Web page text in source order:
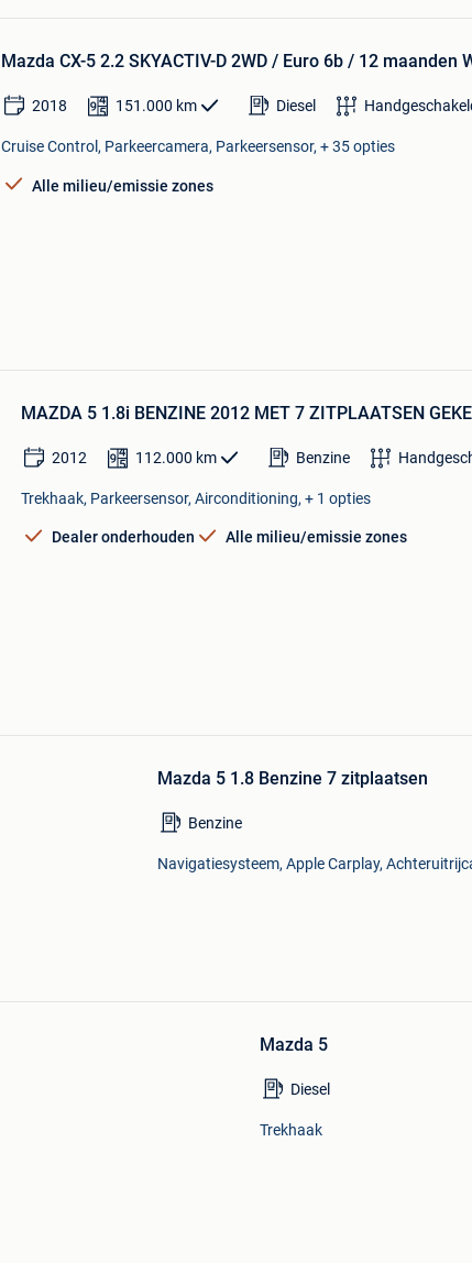
Mazda CX-5 2.2 SKYACTIV-D 2WD / Euro 6b / 12 maanden
2018 151.000 km Diesel
Cruise Control, Parkeercamera, Parkeersensor, + 35 opties
Alle milieu/emissie zones
MAZDA 5 1.8i BENZINE 2012 MET 7 ZITPLAATSEN
2012 112.000 km Benzine
Trekhaak, Parkeersensor, Airconditioning, + 1 opties
Dealer onderhouden Alle milieu/emissie zones
Mazda 5 1.8 Benzine 7 zitplaatsen
Benzine
Navigatiesysteem, Apple Carplay,
Mazda 5
Diesel
Trekhaak